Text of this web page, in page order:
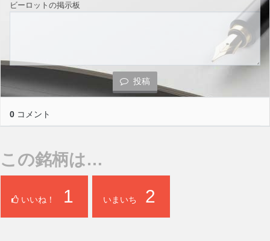
ビーロットの掲示板
投稿
0 コメント
この銘柄は…
いいね！ 1 いまいち 2